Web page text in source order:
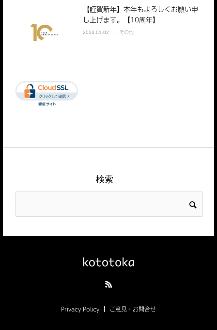
【謹賀新年】本年もよろしくお願い申
し上げます。【10周年】
2024.01.02 その他
検索
Privacy Policy ご意見・お問合せ